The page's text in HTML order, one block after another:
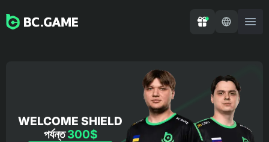
WELCOME SHIELD
পর্যন্ত300$